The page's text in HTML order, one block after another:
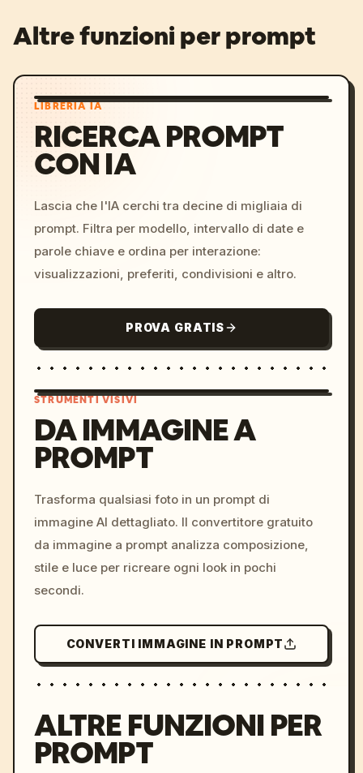
Altre funzioni per prompt
LIBRERIA IA
RICERCA PROMPT
CON IA
Lascia che l'IA cerchi tra decine di migliaia di
prompt. Filtra per modello, intervallo di date e
parole chiave e ordina per interazione:
visualizzazioni, preferiti, condivisioni e altro.
PROVA GRATIS
colors, 8k --v 6.0
STRUMENTI VISIVI
DA IMMAGINE A
PROMPT
Trasforma qualsiasi foto in un prompt di
immagine AI dettagliato. Il convertitore gratuito
da immagine a prompt analizza composizione,
stile e luce per ricreare ogni look in pochi
secondi.
CONVERTI IMMAGINE IN PROMPT
ALTRE FUNZIONI PER
PROMPT